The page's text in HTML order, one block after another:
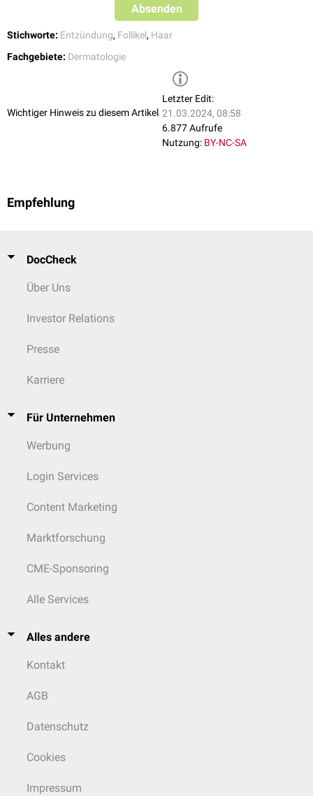
Absenden
Stichworte: Entzündung, Follikel, Haar
Fachgebiete: Dermatologie
Wichtiger Hinweis zu diesem Artikel
Letzter Edit:
21.03.2024, 08:58
6.877 Aufrufe
Nutzung: BY-NC-SA
Empfehlung
DocCheck
Über Uns
Investor Relations
Presse
Karriere
Für Unternehmen
Werbung
Login Services
Content Marketing
Marktforschung
CME-Sponsoring
Alle Services
Alles andere
Kontakt
AGB
Datenschutz
Cookies
Impressum